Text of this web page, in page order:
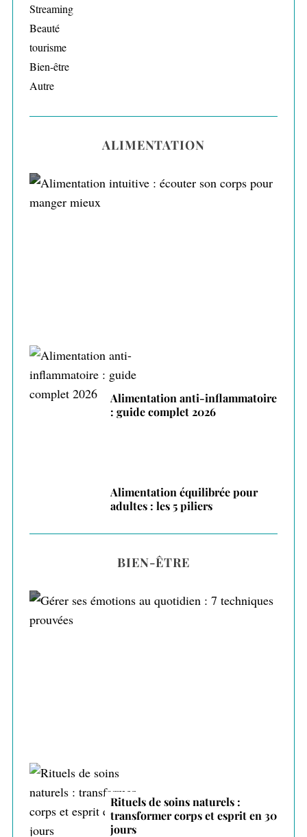
Streaming
Beauté
tourisme
Bien-être
Autre
ALIMENTATION
Alimentation anti-inflammatoire
: guide complet 2026
Alimentation équilibrée pour
adultes : les 5 piliers
BIEN-ÊTRE
Rituels de soins naturels :
transformer corps et esprit en 30
jours